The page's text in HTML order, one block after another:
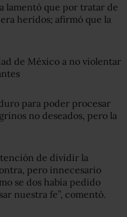
lamentó que por tratar de
heridos; afirmó que la
de México a no violentar
para poder procesar
no deseados, pero la
de dividir la
pero innecesario
se dos había pedido
nuestra fe”, comentó.